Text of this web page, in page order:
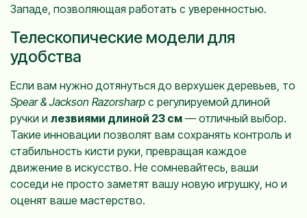
Западе, позволяющая работать с уверенностью.
Телескопические модели для
удобства
Если вам нужно дотянуться до верхушек деревьев, то
Spear & Jackson Razorsharp с регулируемой длиной
ручки и лезвиями длиной 23 см — отличный выбор.
Такие инновации позволят вам сохранять контроль и
стабильность кисти руки, превращая каждое
движение в искусство. Не сомневайтесь, ваши
соседи не просто заметят вашу новую игрушку, но и
оценят ваше мастерство.